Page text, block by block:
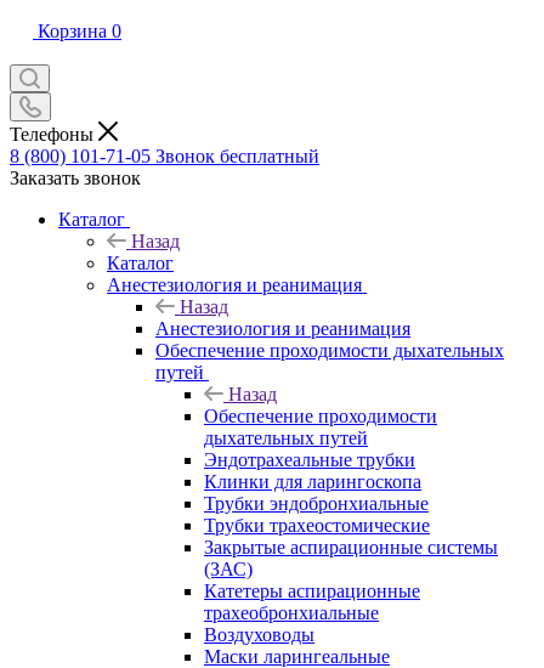
Корзина 0
Телефоны
8 (800) 101-71-05 Звонок бесплатный
Заказать звонок
Каталог
Назад
Каталог
Анестезиология и реанимация
Назад
Анестезиология и реанимация
Обеспечение проходимости дыхательных
путей
Назад
Обеспечение проходимости
дыхательных путей
Эндотрахеальные трубки
Клинки для ларингоскопа
Трубки эндобронхиальные
Трубки трахеостомические
Закрытые аспирационные системы
(ЗАС)
Катетеры аспирационные
трахеобронхиальные
Воздуховоды
Маски ларингеальные